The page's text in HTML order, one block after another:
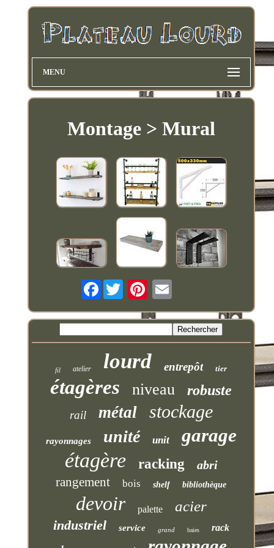
MENU
Montage > Mural
Facebook
fil atelier lourd entrepôt tier
étagères niveau robuste
rail métal stockage
rayonnages unité unit garage
étagère racking abri
rangement bois shelf bibliothèque
devoir palette acier
industriel service grand baies rack